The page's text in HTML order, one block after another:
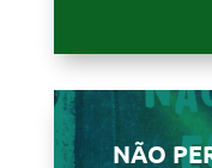
NÃO